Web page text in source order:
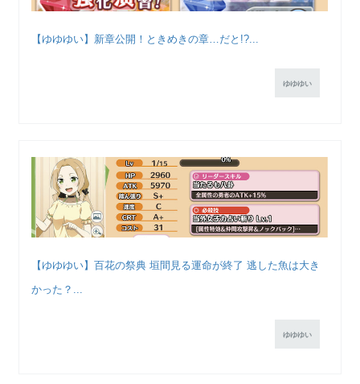
【ゆゆゆい】新章公開！ときめきの章…だと!?...
ゆゆゆい
【ゆゆゆい】百花の祭典 垣間見る運命が終了 逃した魚は大き
かった？...
ゆゆゆい